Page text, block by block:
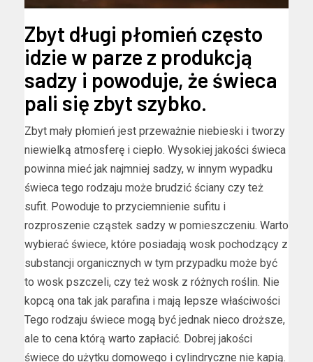
Zbyt długi płomień często
idzie w parze z produkcją
sadzy i powoduje, że świeca
pali się zbyt szybko.
Zbyt mały płomień jest przeważnie niebieski i tworzy
niewielką atmosferę i ciepło. Wysokiej jakości świeca
powinna mieć jak najmniej sadzy, w innym wypadku
świeca tego rodzaju może brudzić ściany czy też
sufit. Powoduje to przyciemnienie sufitu i
rozproszenie cząstek sadzy w pomieszczeniu. Warto
wybierać świece, które posiadają wosk pochodzący z
substancji organicznych w tym przypadku może być
to wosk pszczeli, czy też wosk z różnych roślin. Nie
kopcą ona tak jak parafina i mają lepsze właściwości
Tego rodzaju świece mogą być jednak nieco droższe,
ale to cena którą warto zapłacić. Dobrej jakości
świece do użytku domowego i cylindryczne nie kapią.